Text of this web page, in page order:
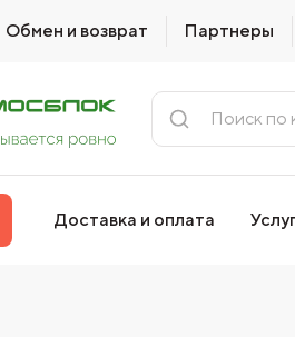
Обмен и возврат Партнеры
Доставка и оплата